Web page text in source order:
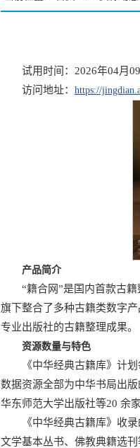
试用时间：2026年04月
访问地址： https://
产品简介
“籍合网”是国内首款古
旗下整合了多种古籍类数字
专业出版社的古籍整理成果。
资源数量与特色
《中华经典古籍库》计
数据资源全部为中华书局出
华东师范大学出版社等20 余
《中华经典古籍库》收
文学基本丛书、佛教典籍选